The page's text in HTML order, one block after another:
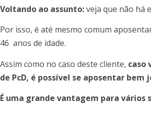
Voltando ao assunto:veja que não há
Por isso, é até mesmo comum
46 anos de idade.
Assim como no caso deste cliente, caso
de PcD, é possível se aposentar bem
É uma grande vantagem para vários